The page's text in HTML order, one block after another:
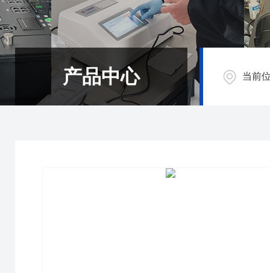
产品中心 当前